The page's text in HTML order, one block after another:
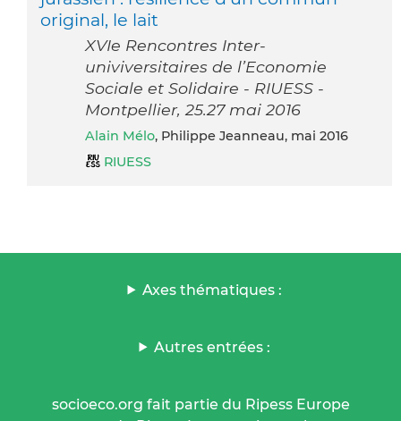
original, le lait
XVIe Rencontres Inter-
univiversitaires de l’Economie
Sociale et Solidaire - RIUESS -
Montpellier, 25.27 mai 2016
Alain Mélo, Philippe Jeanneau, mai 2016
RIUESS
Axes thématiques :
Autres entrées :
socioeco.org fait partie du Ripess Europe